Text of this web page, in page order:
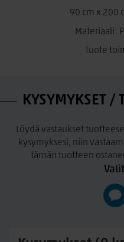
Maalatut tai lakatut MDF-
välttämiseksi. Pinnoilla,
väripigmenttejä tai maalia,
Roiskeet ja tahrat on
90 cm x 200
Materiaali:
Tuote
KYSYMYKSET /
Löydä vastaukset
kysymyksesi, niin
tämän tuotteen